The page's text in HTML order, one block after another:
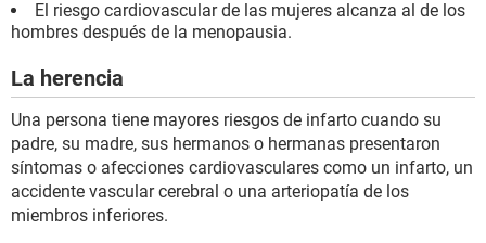
El riesgo cardiovascular de las mujeres alcanza al de los
hombres después de la menopausia.
La herencia
Una persona tiene mayores riesgos de infarto cuando su
padre, su madre, sus hermanos o hermanas presentaron
síntomas o afecciones cardiovasculares como un infarto, un
accidente vascular cerebral o una arteriopatía de los
miembros inferiores.